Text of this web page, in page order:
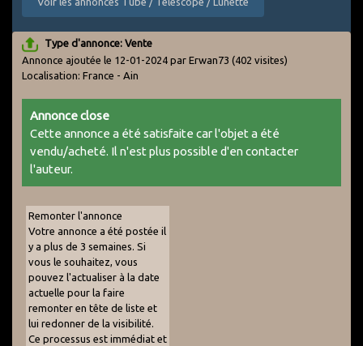
Type d'annonce: Vente
Annonce ajoutée le 12-01-2024 par Erwan73 (402 visites)
Localisation: France - Ain
Annonce close
Cette annonce a été satisfaite car l'objet a été
vendu/acheté. Il n'est plus possible d'en contacter
l'auteur.
Remonter l'annonce
Votre annonce a été postée il
y a plus de 3 semaines. Si
vous le souhaitez, vous
pouvez l'actualiser à la date
actuelle pour la faire
remonter en tête de liste et
lui redonner de la visibilité.
Ce processus est immédiat et